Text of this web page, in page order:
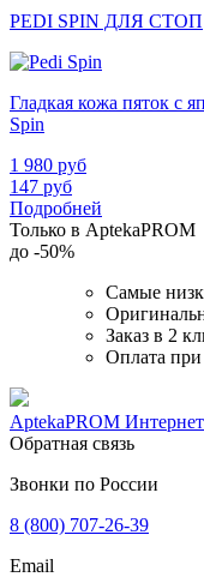
PEDI SPIN ДЛЯ СТОП
Гладкая кожа пяток с
Spin
1 980 руб
147 руб
Подробней
Только в AptekaPROM
до -50%
Самые
Заказ в 2
Оплата
AptekaPROM
Обратная связь
Звонки по России
8 (800) 707-26-39
Email